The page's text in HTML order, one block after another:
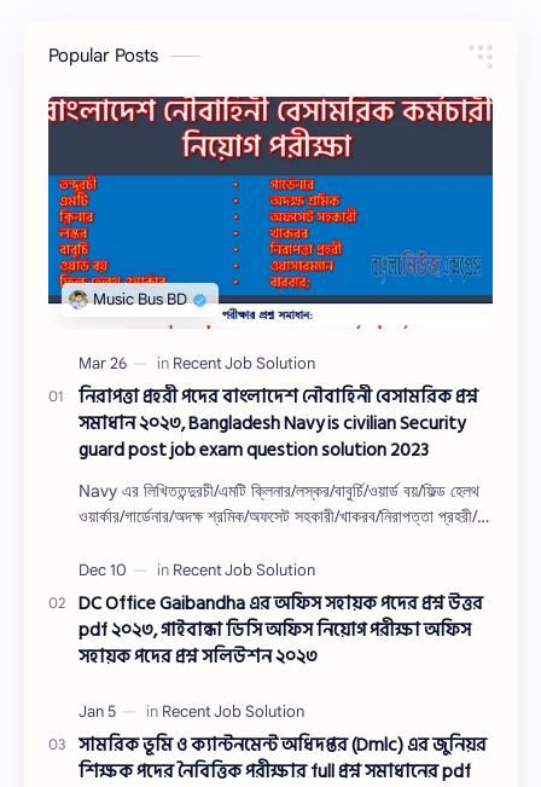
Popular Posts
নিরাপত্তা প্রহরী পদের বাংলাদেশ নৌবাহিনী বেসামরিক প্রশ্ন
সমাধান ২০২৩, Bangladesh Navy is civilian Security
guard post job exam question solution 2023
Navy এর লিখিততন্দুরচী/এমটি ক্লিনার/লস্কর/বাবুর্চি/ওয়ার্ড বয়/ফিল্ড হেলথ
ওয়ার্কার/গার্ডেনার/অদক্ষ শ্রমিক/অফসেট সহকারী/খাকরব/নিরাপত্তা প্রহরী/
DC Office Gaibandha এর অফিস সহায়ক পদের প্রশ্ন উত্তর
pdf ২০২৩, গাইবান্ধা ডিসি অফিস নিয়োগ পরীক্ষা অফিস
সহায়ক পদের প্রশ্ন সলিউশন ২০২৩
সামরিক ভূমি ও ক্যান্টনমেন্ট অধিদপ্তর (Dmlc) এর জুনিয়র
শিক্ষক পদের নৈবিত্তিক পরীক্ষার full প্রশ্ন সমাধানের pdf